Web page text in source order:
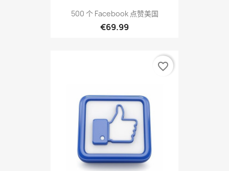
500 个 Facebook 点赞美国
€69.99
favorite_border